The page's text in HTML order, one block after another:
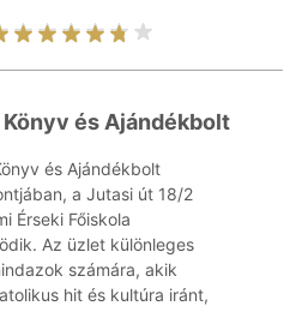
és Ajándékbolt
és Ajándékbolt
a Jutasi út 18/2
Érseki Főiskola
Az üzlet különleges
számára, akik
hit és kultúra iránt,